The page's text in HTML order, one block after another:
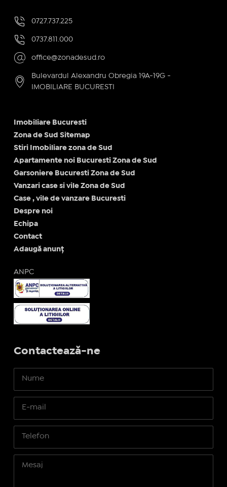
0727.737.225
0737.811.000
office@zonadesud.ro
Bulevardul Alexandru Obregia 19A-19G -
IMOBILIARE BUCURESTI
Imobiliare Bucuresti
Zona de Sud Sitemap
Stiri Imobiliare zona de Sud
Apartamente noi Bucuresti Zona de Sud
Garsoniere Bucuresti Zona de Sud
Vanzari case si vile Zona de Sud
Case , vile de vanzare Bucuresti
Despre noi
Echipa
Contact
Adaugă anunț
ANPC
Contactează-ne